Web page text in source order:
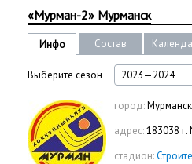
«Мурман-2» Мурманск
Инфо Состав
Выберите сезон 2023—2024
город:
адрес:183038 г.
стадион: